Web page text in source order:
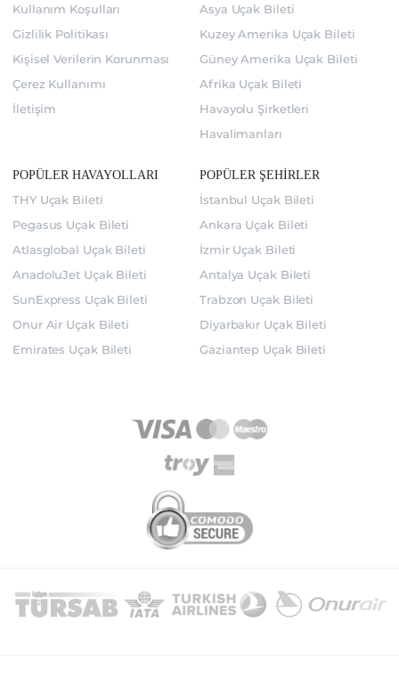
Kullanım Koşulları
Gizlilik Politikası
Kişisel Verilerin Korunması
Çerez Kullanımı
İletişim
Asya Uçak Bileti
Kuzey Amerika Uçak Bileti
Güney Amerika Uçak Bileti
Afrika Uçak Bileti
Havayolu Şirketleri
Havalimanları
POPÜLER HAVAYOLLARI
THY Uçak Bileti
Pegasus Uçak Bileti
Atlasglobal Uçak Bileti
AnadoluJet Uçak Bileti
SunExpress Uçak Bileti
Onur Air Uçak Bileti
Emirates Uçak Bileti
POPÜLER ŞEHİRLER
İstanbul Uçak Bileti
Ankara Uçak Bileti
İzmir Uçak Bileti
Antalya Uçak Bileti
Trabzon Uçak Bileti
Diyarbakır Uçak Bileti
Gaziantep Uçak Bileti